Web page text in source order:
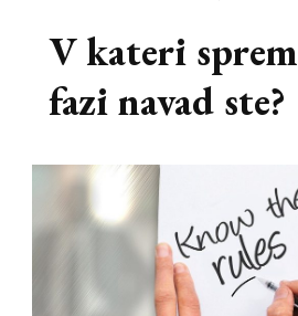
V kateri
fazi navad ste?